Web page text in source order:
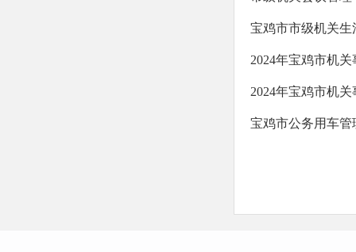
宝鸡市市级机关生
2024年宝鸡市机
2024年宝鸡市机
宝鸡市公务用车管